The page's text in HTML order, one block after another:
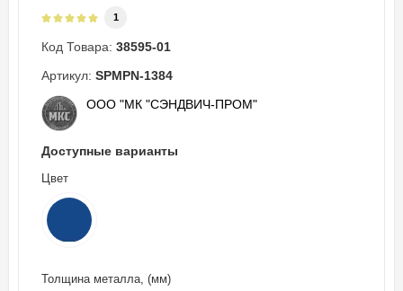
1
Код Товара: 38595-01
Артикул: SPMPN-1384
ООО "МК "СЭНДВИЧ-ПРОМ"
Доступные варианты
Цвет
Толщина металла, (мм)